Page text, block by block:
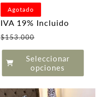
habitual
Agotado
IVA 19% Incluido
$153.000
de
oferta
Seleccionar
opciones